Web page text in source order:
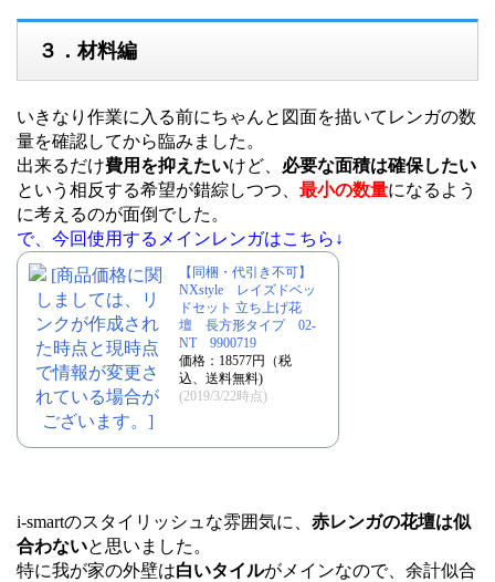
３．材料編
いきなり作業に入る前にちゃんと図面を描いてレンガの数
量を確認してから臨みました。
出来るだけ費用を抑えたいけど、 必要な面積は確保したい
という相反する希望が錯綜しつつ、 最小の数量になるよう
に考えるのが面倒でした。
で、今回使用するメインレンガはこちら↓
【同梱・代引き不可】
NXstyle レイズドベッ
ドセット 立ち上げ花
壇 長方形タイプ 02-
NT 9900719
価格：18577円（税
込、送料無料)
(2019/3/22時点)
i-smartのスタイリッシュな雰囲気に、 赤レンガの花壇は似
合わないと思いました。
特に我が家の外壁は白いタイルがメインなので、余計似合